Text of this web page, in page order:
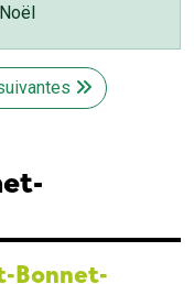
Bonnet-